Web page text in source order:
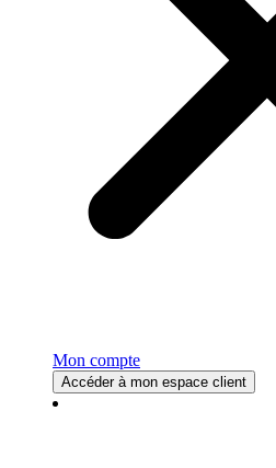
Mon compte
Accéder à mon espace client